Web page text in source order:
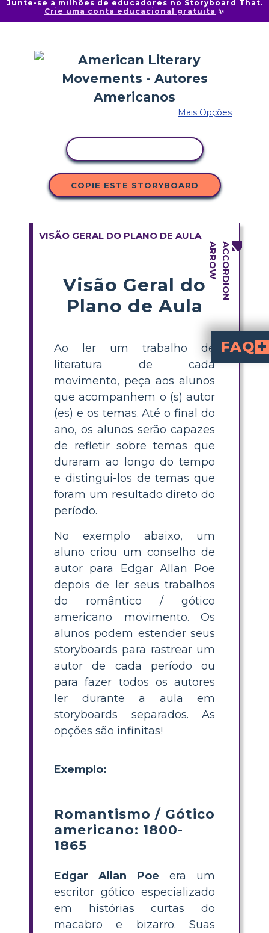
Junte-se a milhões de educadores no Storyboard That.
Crie uma conta educacional gratuita ✨
Mais Opções
COPIE ESTE STORYBOARD
VISÃO GERAL DO PLANO DE AULA
Visão Geral do
Plano de Aula
Ao ler um trabalho de
literatura de cada
movimento, peça aos alunos
que acompanhem o (s) autor
(es) e os temas. Até o final do
ano, os alunos serão capazes
de refletir sobre temas que
duraram ao longo do tempo
e distingui-los de temas que
foram um resultado direto do
período.
No exemplo abaixo, um
aluno criou um conselho de
autor para Edgar Allan Poe
depois de ler seus trabalhos
do romântico / gótico
americano movimento. Os
alunos podem estender seus
storyboards para rastrear um
autor de cada período ou
para fazer todos os autores
ler durante a aula em
storyboards separados. As
opções são infinitas!
Exemplo:
Romantismo / Gótico
americano: 1800-
1865
Edgar Allan Poe era um
escritor gótico especializado
em histórias curtas do
macabro e bizarro. Suas
FAQ